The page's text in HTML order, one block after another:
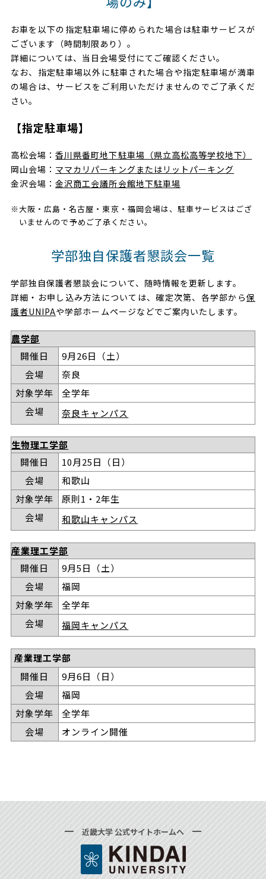
お車を以下の指定駐車場に停められた場合は駐車サービスが
ございます（時間制限あり）。
詳細については、当日会場受付にてご確認ください。
なお、指定駐車場以外に駐車された場合や指定駐車場が満車
の場合は、サービスをご利用いただけませんのでご了承くだ
さい。
【指定駐車場】
高松会場：香川県番町地下駐車場（県立高松高等学校地下）
岡山会場： ママカリパーキングまたはリットパーキング
金沢会場：金沢商工会議所会館地下駐車場
※大阪・広島・名古屋・東京・福岡会場は、駐車サービスはござ
いませんので予めご了承ください。
学部独自保護者懇談会一覧
学部独自保護者懇談会について、随時情報を更新します。
詳細・お申し込み方法については、確定次第、各学部から保
護者UNIPAや学部ホームページなどでご案内いたします。
農学部
開催日
9月26日（土）
会場
奈良
対象学年
全学年
会場
奈良キャンパス
生物理工学部
開催日
10月25日（日）
会場
和歌山
対象学年
原則1・2年生
会場
和歌山キャンパス
産業理工学部
開催日
9月5日（土）
会場
福岡
対象学年
全学年
会場
福岡キャンパス
産業理工学部
開催日
9月6日（日）
会場
福岡
対象学年
全学年
会場
オンライン開催
近畿大学 公式サイトホームへ